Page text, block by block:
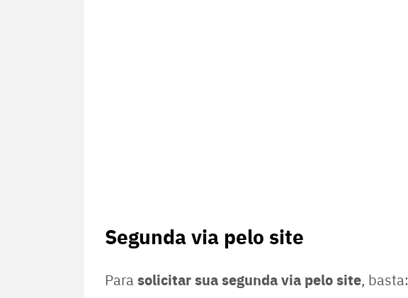
Segunda via pelo site
Para solicitar sua segunda via pelo site, basta: